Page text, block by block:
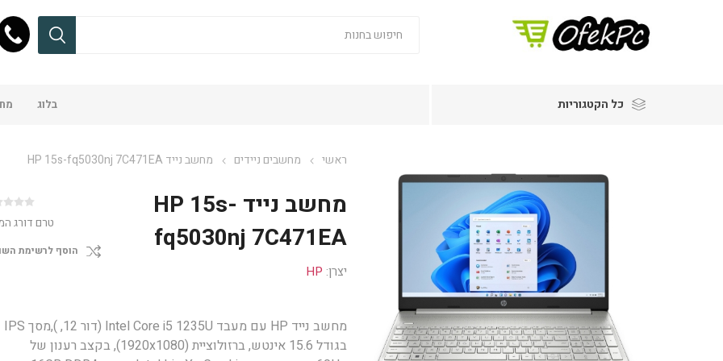
כל הקטגוריות בלוג
ראשי מחשבים ניידים מחשב נייד HP 15s-fq5030nj 7C471EA
מחשב נייד HP 15s-
fq5030nj 7C471EA
יצרן: HP
טרם דורג
הוסף לרשימת
מחשב נייד HP עם מעבד Intel Core i5 1235U (דור 12, ),מסך IPS
בגודל 15.6 אינטש, ברזולוציית (1920x1080), בקצב רענון של